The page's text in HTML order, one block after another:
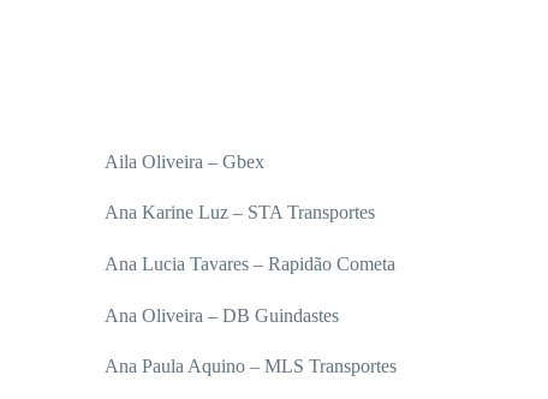
Aila Oliveira – Gbex
Ana Karine Luz – STA Transportes
Ana Lucia Tavares – Rapidão Cometa
Ana Oliveira – DB Guindastes
Ana Paula Aquino – MLS Transportes